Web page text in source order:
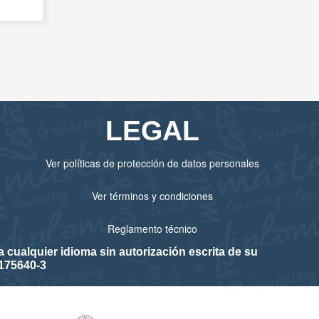
LEGAL
Ver políticas de protección de datos personales
Ver términos y condiciones
Reglamento técnico
cualquier idioma sin autorización escrita de su
3